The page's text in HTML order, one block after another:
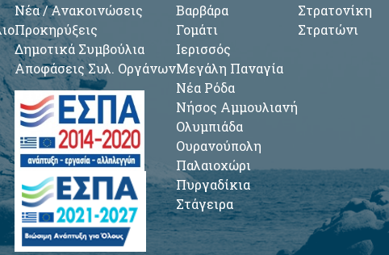
Νέα / Ανακοινώσεις
Προκηρύξεις
Δημοτικά Συμβούλια
Αποφάσεις Συλ. Οργάνων
Βαρβάρα
Γομάτι
Ιερισσός
Μεγάλη Παναγία
Νέα Ρόδα
Νήσος Αμμουλιανή
Ολυμπιάδα
Ουρανούπολη
Παλαιοχώρι
Πυργαδίκια
Στάγειρα
Στρατονίκη
Στρατώνι